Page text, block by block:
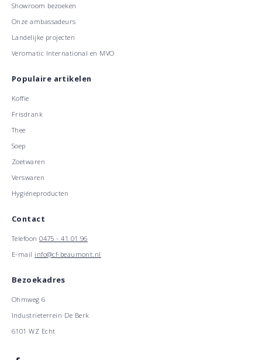
Showroom bezoeken
Onze ambassadeurs
Landelijke projecten
Veromatic International en MVO
Populaire artikelen
Koffie
Frisdrank
Thee
Soep
Zoetwaren
Verswaren
Hygiëneproducten
Contact
Telefoon0475 - 41 01 96
E-mail info@cf-beaumont.nl
Bezoekadres
Ohmweg 6
Industrieterrein De Berk
6101 WZ Echt